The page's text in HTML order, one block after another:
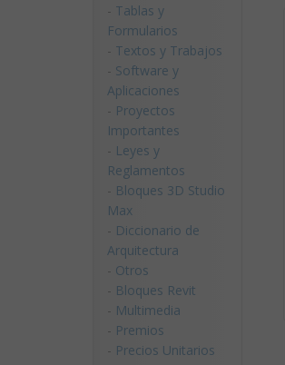
- Tablas y
Formularios
- Textos y Trabajos
- Software y
Aplicaciones
- Proyectos
Importantes
- Leyes y
Reglamentos
- Bloques 3D Studio
Max
- Diccionario de
Arquitectura
- Otros
- Bloques Revit
- Multimedia
- Premios
- Precios Unitarios